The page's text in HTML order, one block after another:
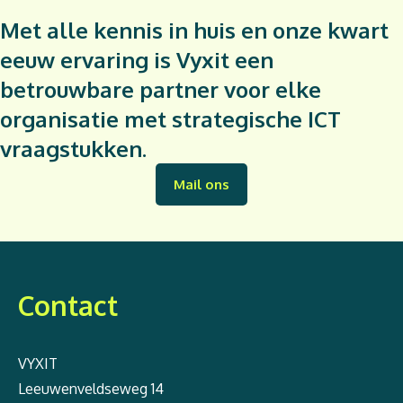
Met alle kennis in huis en onze kwart
eeuw ervaring is Vyxit een
betrouwbare partner voor elke
organisatie met strategische ICT
vraagstukken.
Mail ons
Contact
VYXIT
Leeuwenveldseweg 14